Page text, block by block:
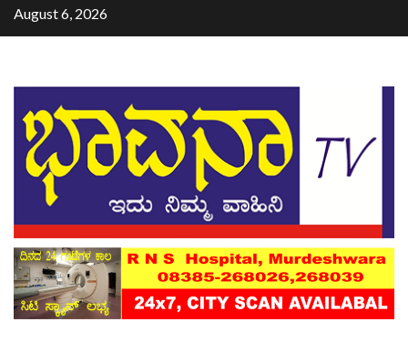
August 6, 2026